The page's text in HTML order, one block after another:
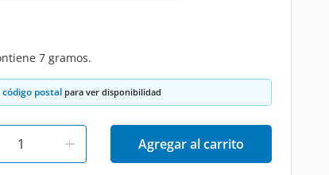
7 gramos.
postal para ver disponibilidad
Agregar al carrito